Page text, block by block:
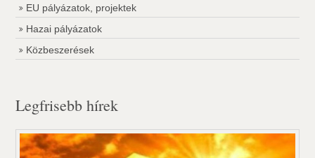
EU pályázatok, projektek
Hazai pályázatok
Közbeszerések
Legfrisebb hírek